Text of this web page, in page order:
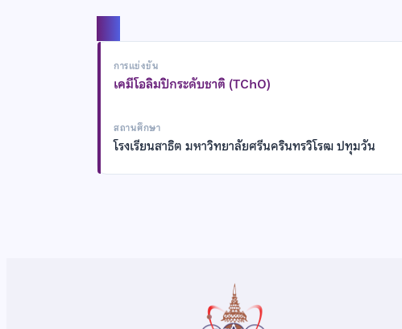
การแข่งขัน
เคมีโอลิมปิกระดับชาติ (TChO)
สถานศึกษา
โรงเรียนสาธิต มหาวิทยาลัยศรีนครินทรวิโรฒ ปทุมวัน